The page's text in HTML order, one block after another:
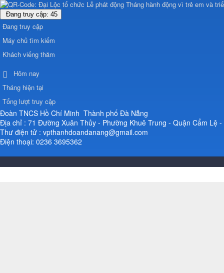
Đang truy cập: 45
Đang truy cập
Máy chủ tìm kiếm
Khách viếng thăm
Hôm nay
Tháng hiện tại
Tổng lượt truy cập
Đoàn TNCS Hồ Chí Minh Thành phố Đà Nẵng
Địa chỉ : 71 Đường Xuân Thủy - Phường Khuê Trung - Quận Cẩm Lệ
Thư điện tử : vpthanhdoandanang@gmail.com
Điện thoại: 0236 3695362